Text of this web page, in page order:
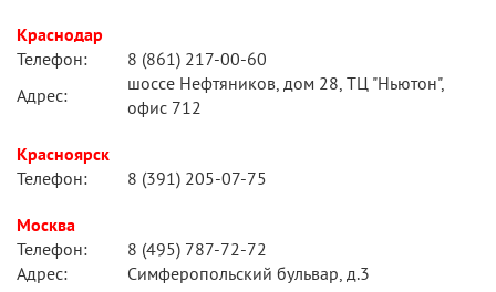
Краснодар
Телефон:
8 (861) 217-00-60
Адрес:
шоссе Нефтяников, дом 28, ТЦ "Ньютон",
офис 712
Красноярск
Телефон:
8 (391) 205-07-75
Москва
Телефон:
8 (495) 787-72-72
Адрес:
Симферопольский бульвар, д.3